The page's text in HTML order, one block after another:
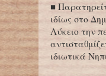
■
ιδίως στο
Λύκειο την
ιδιωτικά